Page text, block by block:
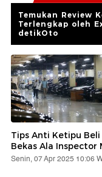
Temukan Review
Terlengkap oleh
detikOto
Tips Anti Ketipu Beli
Bekas Ala Inspector
Senin, 07 Apr 2025 10:06